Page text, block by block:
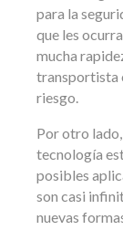
para la
que les
mucha
transportista
riesgo.
Por otro
tecnología
posibles
son casi
nuevas